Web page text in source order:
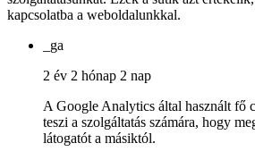
kapcsolatba a weboldalunkkal.
_ga
2 év 2 hónap 2 nap
A Google Analytics által használt fő
teszi a szolgáltatás számára, hogy
látogatót a másiktól.